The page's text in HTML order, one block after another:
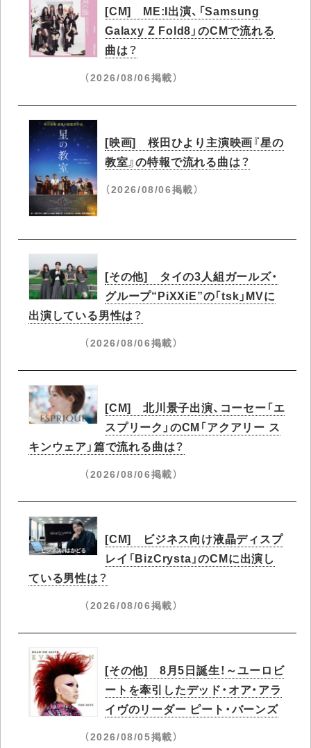
[CM] ME:I出演、「Samsung
Galaxy Z Fold8」のCMで流れる
曲は？
（2026/08/06掲載）
[映画] 桜田ひより主演映画『星の
教室』の特報で流れる曲は？
（2026/08/06掲載）
[その他] タイの3人組ガールズ・
グループ“PiXXiE”の「tsk」MVに
出演している男性は？
（2026/08/06掲載）
[CM] 北川景子出演、コーセー「エ
スプリーク」のCM「アクアリー ス
キンウェア」篇で流れる曲は？
（2026/08/06掲載）
[CM] ビジネス向け液晶ディスプ
レイ「BizCrysta」のCMに出演し
ている男性は？
（2026/08/06掲載）
[その他] 8月5日誕生！～ユーロビ
ートを牽引したデッド・オア・アラ
イヴのリーダー ピート・バーンズ
（2026/08/05掲載）